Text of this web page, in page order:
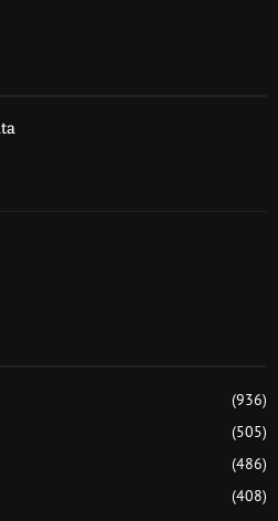
(936)
(505)
(486)
(408)